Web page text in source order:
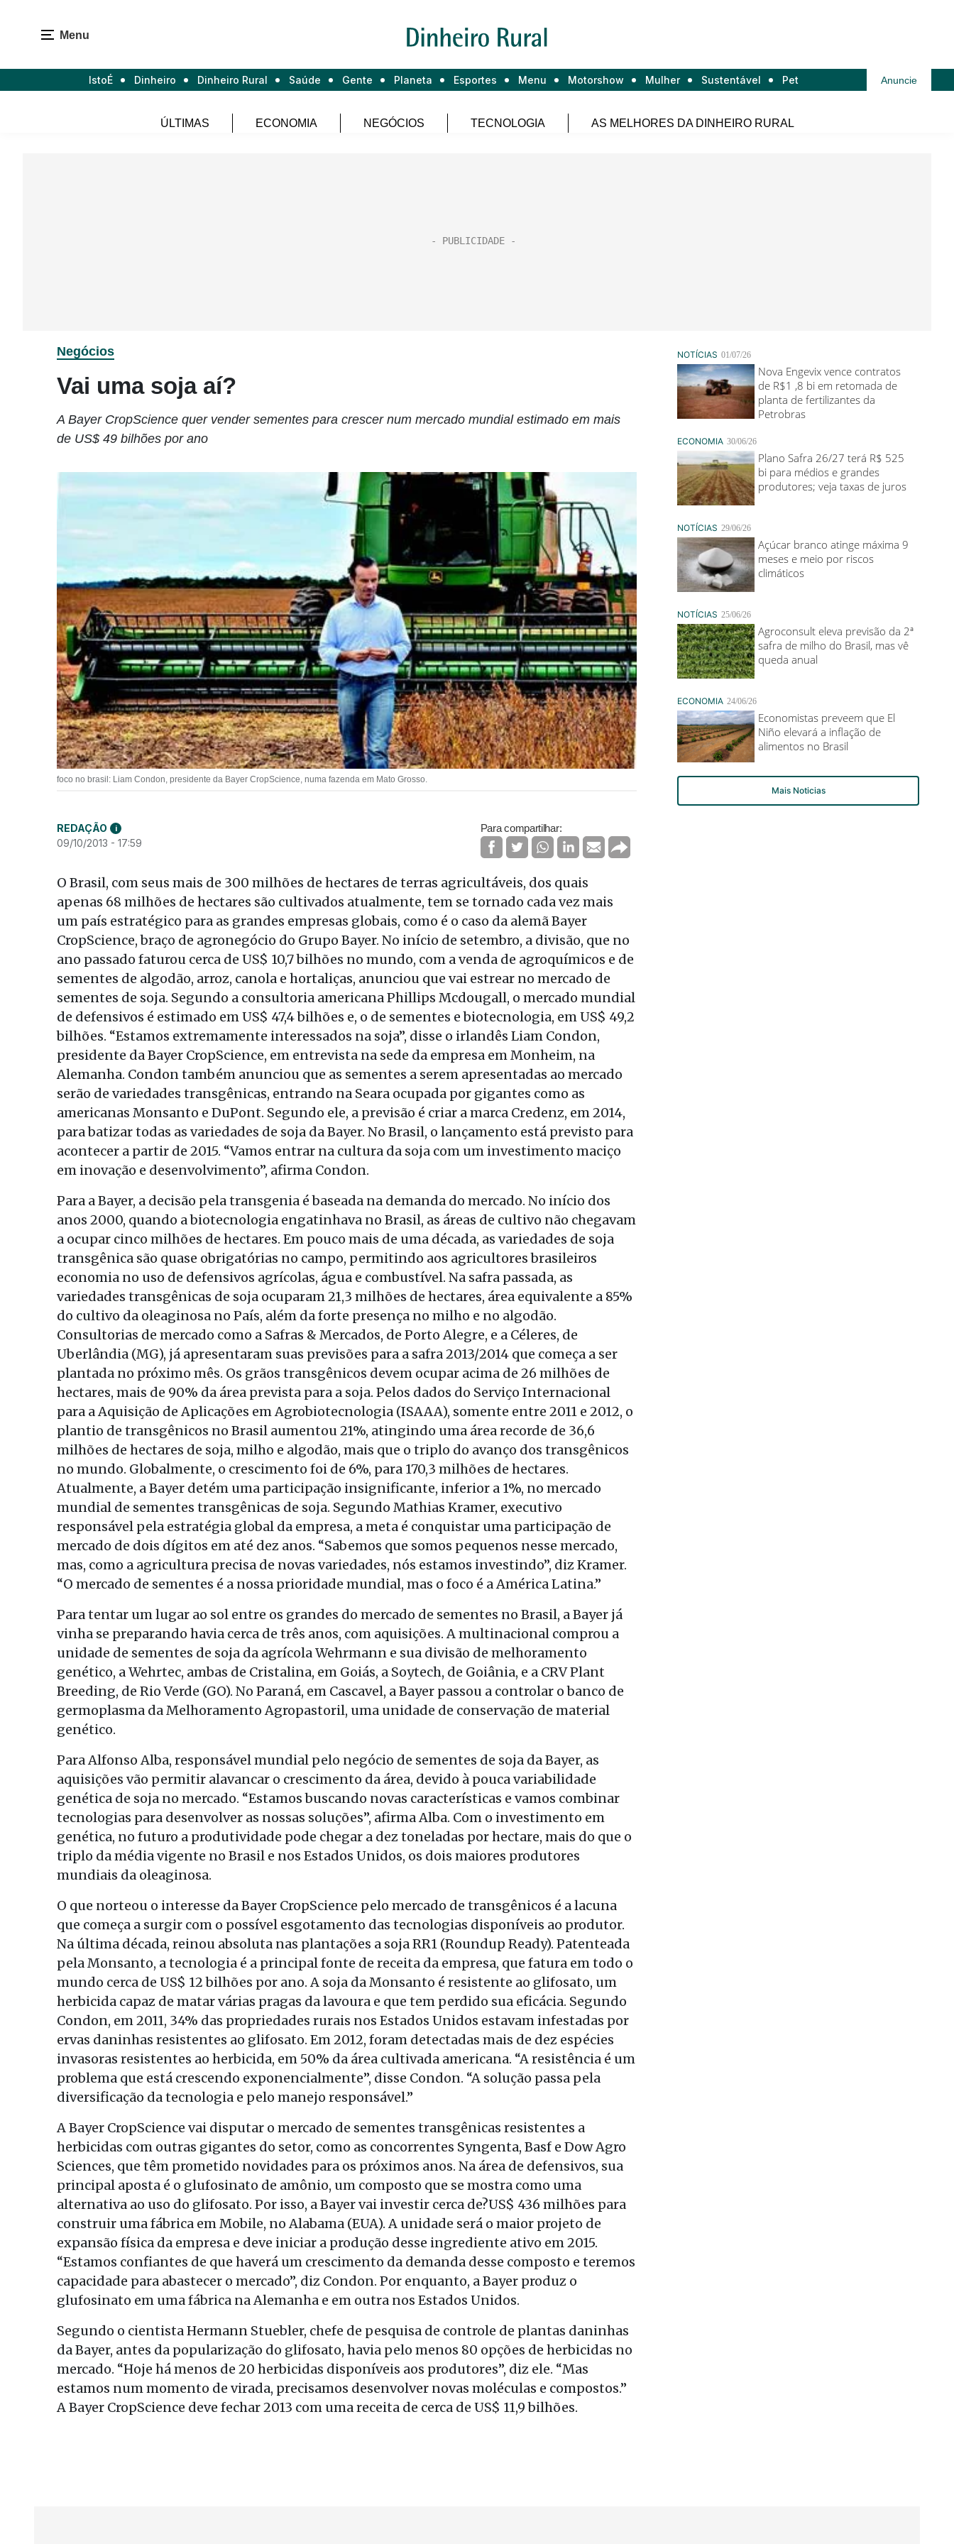
Menu
IstoÉ Dinheiro Dinheiro Rural Saúde Gente Planeta Esportes Menu Motorshow Mulher Sustentável Pet Anuncie
ÚLTIMAS ECONOMIA NEGÓCIOS TECNOLOGIA AS MELHORES DA DINHEIRO RURAL
Negócios
Vai uma soja aí?
A Bayer CropScience quer vender sementes para crescer num mercado mundial estimado em mais
de US$ 49 bilhões por ano
foco no brasil: Liam Condon, presidente da Bayer CropScience, numa fazenda em Mato Grosso.
REDAÇÃO i
09/10/2013 - 17:59
Para compartilhar:
O Brasil, com seus mais de 300 milhões de hectares de terras agricultáveis, dos quais
apenas 68 milhões de hectares são cultivados atualmente, tem se tornado cada vez mais
um país estratégico para as grandes empresas globais, como é o caso da alemã Bayer
CropScience, braço de agronegócio do Grupo Bayer. No início de setembro, a divisão, que no
ano passado faturou cerca de US$ 10,7 bilhões no mundo, com a venda de agroquímicos e de
sementes de algodão, arroz, canola e hortaliças, anunciou que vai estrear no mercado de
sementes de soja. Segundo a consultoria americana Phillips Mcdougall, o mercado mundial
de defensivos é estimado em US$ 47,4 bilhões e, o de sementes e biotecnologia, em US$ 49,2
bilhões. “Estamos extremamente interessados na soja”, disse o irlandês Liam Condon,
presidente da Bayer CropScience, em entrevista na sede da empresa em Monheim, na
Alemanha. Condon também anunciou que as sementes a serem apresentadas ao mercado
serão de variedades transgênicas, entrando na Seara ocupada por gigantes como as
americanas Monsanto e DuPont. Segundo ele, a previsão é criar a marca Credenz, em 2014,
para batizar todas as variedades de soja da Bayer. No Brasil, o lançamento está previsto para
acontecer a partir de 2015. “Vamos entrar na cultura da soja com um investimento maciço
em inovação e desenvolvimento”, afirma Condon.
Para a Bayer, a decisão pela transgenia é baseada na demanda do mercado. No início dos
anos 2000, quando a biotecnologia engatinhava no Brasil, as áreas de cultivo não chegavam
a ocupar cinco milhões de hectares. Em pouco mais de uma década, as variedades de soja
transgênica são quase obrigatórias no campo, permitindo aos agricultores brasileiros
economia no uso de defensivos agrícolas, água e combustível. Na safra passada, as
variedades transgênicas de soja ocuparam 21,3 milhões de hectares, área equivalente a 85%
do cultivo da oleaginosa no País, além da forte presença no milho e no algodão.
Consultorias de mercado como a Safras & Mercados, de Porto Alegre, e a Céleres, de
Uberlândia (MG), já apresentaram suas previsões para a safra 2013/2014 que começa a ser
plantada no próximo mês. Os grãos transgênicos devem ocupar acima de 26 milhões de
hectares, mais de 90% da área prevista para a soja. Pelos dados do Serviço Internacional
para a Aquisição de Aplicações em Agrobiotecnologia (ISAAA), somente entre 2011 e 2012, o
plantio de transgênicos no Brasil aumentou 21%, atingindo uma área recorde de 36,6
milhões de hectares de soja, milho e algodão, mais que o triplo do avanço dos transgênicos
no mundo. Globalmente, o crescimento foi de 6%, para 170,3 milhões de hectares.
Atualmente, a Bayer detém uma participação insignificante, inferior a 1%, no mercado
mundial de sementes transgênicas de soja. Segundo Mathias Kramer, executivo
responsável pela estratégia global da empresa, a meta é conquistar uma participação de
mercado de dois dígitos em até dez anos. “Sabemos que somos pequenos nesse mercado,
mas, como a agricultura precisa de novas variedades, nós estamos investindo”, diz Kramer.
“O mercado de sementes é a nossa prioridade mundial, mas o foco é a América Latina.”
Para tentar um lugar ao sol entre os grandes do mercado de sementes no Brasil, a Bayer já
vinha se preparando havia cerca de três anos, com aquisições. A multinacional comprou a
unidade de sementes de soja da agrícola Wehrmann e sua divisão de melhoramento
genético, a Wehrtec, ambas de Cristalina, em Goiás, a Soytech, de Goiânia, e a CRV Plant
Breeding, de Rio Verde (GO). No Paraná, em Cascavel, a Bayer passou a controlar o banco de
germoplasma da Melhoramento Agropastoril, uma unidade de conservação de material
genético.
Para Alfonso Alba, responsável mundial pelo negócio de sementes de soja da Bayer, as
aquisições vão permitir alavancar o crescimento da área, devido à pouca variabilidade
genética de soja no mercado. “Estamos buscando novas características e vamos combinar
tecnologias para desenvolver as nossas soluções”, afirma Alba. Com o investimento em
genética, no futuro a produtividade pode chegar a dez toneladas por hectare, mais do que o
triplo da média vigente no Brasil e nos Estados Unidos, os dois maiores produtores
mundiais da oleaginosa.
O que norteou o interesse da Bayer CropScience pelo mercado de transgênicos é a lacuna
que começa a surgir com o possível esgotamento das tecnologias disponíveis ao produtor.
Na última década, reinou absoluta nas plantações a soja RR1 (Roundup Ready). Patenteada
pela Monsanto, a tecnologia é a principal fonte de receita da empresa, que fatura em todo o
mundo cerca de US$ 12 bilhões por ano. A soja da Monsanto é resistente ao glifosato, um
herbicida capaz de matar várias pragas da lavoura e que tem perdido sua eficácia. Segundo
Condon, em 2011, 34% das propriedades rurais nos Estados Unidos estavam infestadas por
ervas daninhas resistentes ao glifosato. Em 2012, foram detectadas mais de dez espécies
invasoras resistentes ao herbicida, em 50% da área cultivada americana. “A resistência é um
problema que está crescendo exponencialmente”, disse Condon. “A solução passa pela
diversificação da tecnologia e pelo manejo responsável.”
A Bayer CropScience vai disputar o mercado de sementes transgênicas resistentes a
herbicidas com outras gigantes do setor, como as concorrentes Syngenta, Basf e Dow Agro
Sciences, que têm prometido novidades para os próximos anos. Na área de defensivos, sua
principal aposta é o glufosinato de amônio, um composto que se mostra como uma
alternativa ao uso do glifosato. Por isso, a Bayer vai investir cerca de?US$ 436 milhões para
construir uma fábrica em Mobile, no Alabama (EUA). A unidade será o maior projeto de
expansão física da empresa e deve iniciar a produção desse ingrediente ativo em 2015.
“Estamos confiantes de que haverá um crescimento da demanda desse composto e teremos
capacidade para abastecer o mercado”, diz Condon. Por enquanto, a Bayer produz o
glufosinato em uma fábrica na Alemanha e em outra nos Estados Unidos.
Segundo o cientista Hermann Stuebler, chefe de pesquisa de controle de plantas daninhas
da Bayer, antes da popularização do glifosato, havia pelo menos 80 opções de herbicidas no
mercado. “Hoje há menos de 20 herbicidas disponíveis aos produtores”, diz ele. “Mas
estamos num momento de virada, precisamos desenvolver novas moléculas e compostos.”
A Bayer CropScience deve fechar 2013 com uma receita de cerca de US$ 11,9 bilhões.